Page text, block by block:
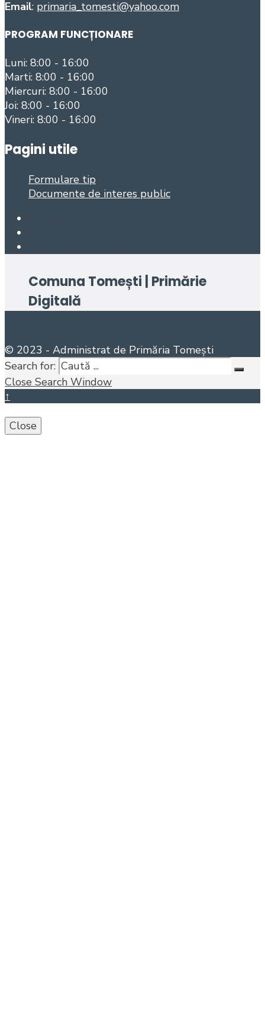
Email: primaria_tomesti@yahoo.com
PROGRAM FUNCȚIONARE
Luni: 8:00 - 16:00
Marti: 8:00 - 16:00
Miercuri: 8:00 - 16:00
Joi: 8:00 - 16:00
Vineri: 8:00 - 16:00
Pagini utile
Formulare tip
Documente de interes public
Comuna Tomești | Primărie
Digitală
© 2023 - Administrat de Primăria Tomești
Search for:
Close Search Window
↑
Close